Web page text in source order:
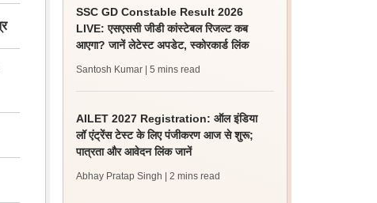
SSC GD Constable Result 2026
LIVE: एसएससी जीडी कांस्टेबल रिजल्ट कब
आएगा? जानें लेटेस्ट अपडेट, स्कोरकार्ड लिंक
Santosh Kumar | 5 mins read
AILET 2027 Registration: ऑल इंडिया
लॉ एंट्रेंस टेस्ट के लिए पंजीकरण आज से शुरू;
पात्रता और आवेदन लिंक जानें
Abhay Pratap Singh | 2 mins read